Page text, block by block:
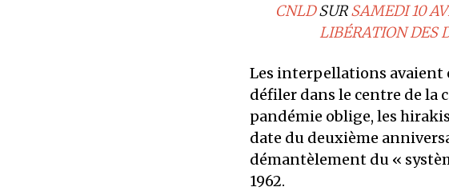
CNLDSURSAMEDI 10
LIBÉRATION DES
Les interpellations avaient
défiler dans le centre de la
pandémie oblige, les
date du deuxième
démantèlement du «
1962.